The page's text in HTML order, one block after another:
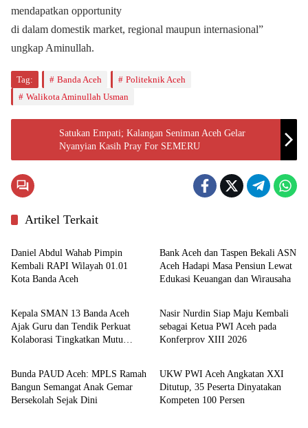
mendapatkan opportunity
di dalam domestik market, regional maupun internasional”
ungkap Aminullah.
Tag: Banda Aceh
Politeknik Aceh
Walikota Aminullah Usman
Satukan Empati; Kalangan Seniman Aceh Gelar
Nyanyian Kasih Pray For SEMERU
Artikel Terkait
Aceh
Daniel Abdul Wahab Pimpin
Kembali RAPI Wilayah 01.01
Kota Banda Aceh
Bank Aceh dan Taspen Bekali ASN
Aceh Hadapi Masa Pensiun Lewat
Edukasi Keuangan dan Wirausaha
Aceh
Kepala SMAN 13 Banda Aceh
Ajak Guru dan Tendik Perkuat
Kolaborasi Tingkatkan Mutu
Aceh
Nasir Nurdin Siap Maju Kembali
sebagai Ketua PWI Aceh pada
Konferprov XIII 2026
Aceh
Bunda PAUD Aceh: MPLS Ramah
Bangun Semangat Anak Gemar
Bersekolah Sejak Dini
Aceh
UKW PWI Aceh Angkatan XXI
Ditutup, 35 Peserta Dinyatakan
Kompeten 100 Persen